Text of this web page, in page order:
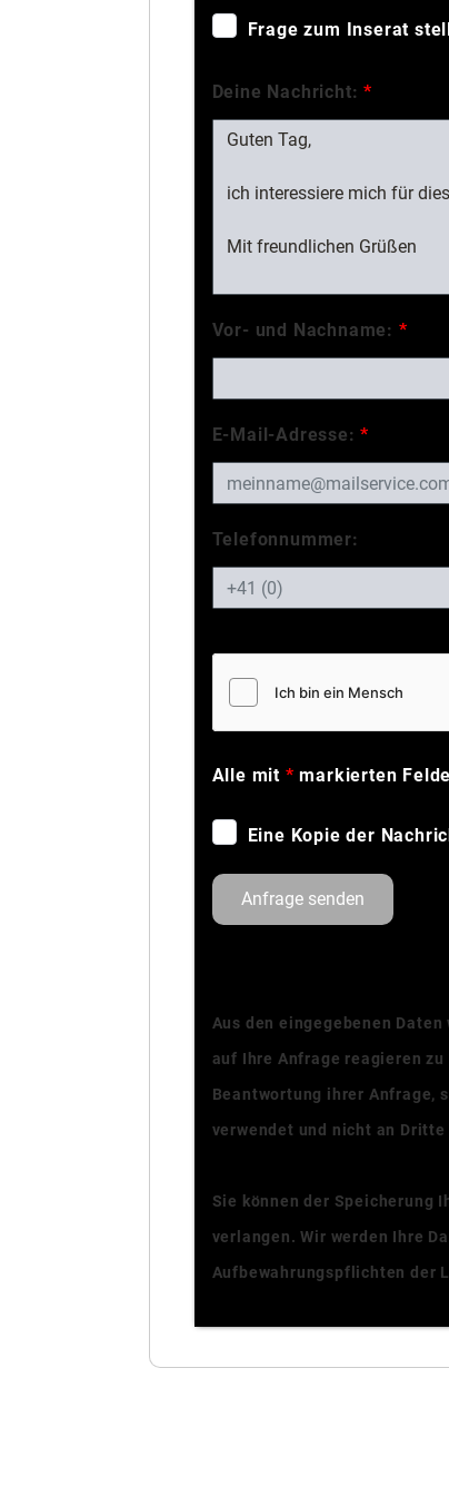
Frage zum Inserat
Deine Nachricht:*
Vor- und Nachname: *
E-Mail-Adresse:*
Telefonnummer:
Alle mit * markierten
Eine Kopie der
Anfrage senden
Aus den eingegebenen
auf Ihre Anfrage reagieren
Beantwortung ihrer Anfrage,
verwendet und nicht an
Sie können der Speicherung
verlangen. Wir werden Ihre
Aufbewahrungspflichten der